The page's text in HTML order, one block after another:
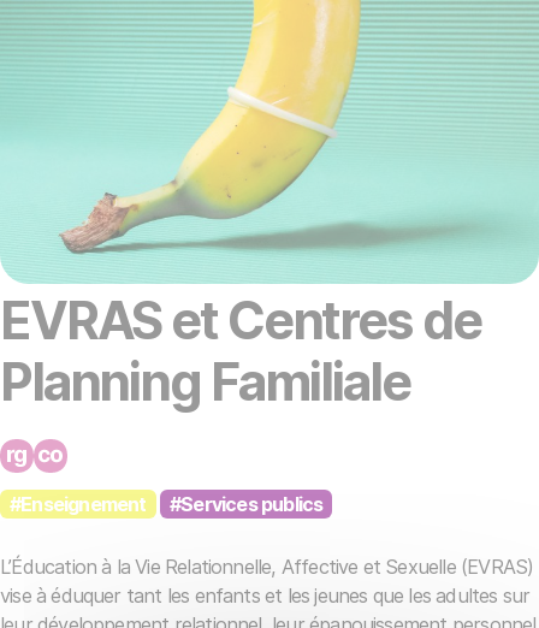
EVRAS et Centres de
Planning Familiale
#Enseignement #Services publics
L’Éducation à la Vie Relationnelle, Affective et Sexuelle (EVRAS)
vise à éduquer tant les enfants et les jeunes que les adultes sur